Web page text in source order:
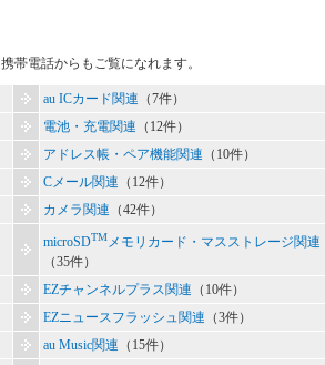
携帯電話からもご覧になれます。
au ICカード関連 （7件）
電池・充電関連 （12件）
アドレス帳・ペア機能関連 （10件）
Cメール関連 （12件）
カメラ関連 （42件）
microSDTMメモリカード・マスストレージ関連
（35件）
EZチャンネルプラス関連 （10件）
EZニュースフラッシュ関連 （3件）
au Music関連 （15件）